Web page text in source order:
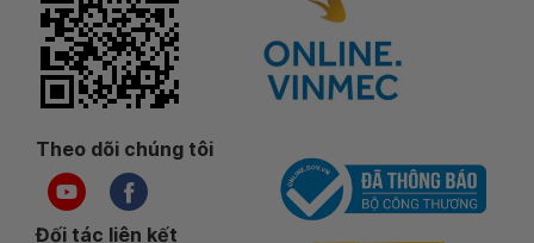
Theo dõi chúng tôi
Đối tác liên kết